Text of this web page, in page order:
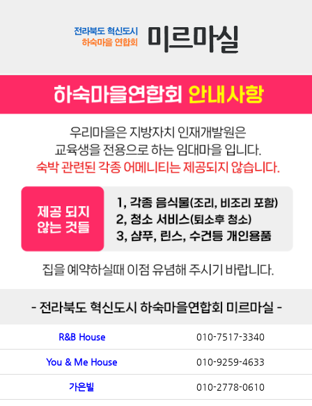
R&B House 010-7517-3340
You & Me House 010-9259-4633
가은빌 010-2778-0610